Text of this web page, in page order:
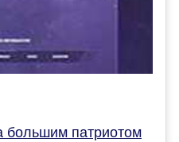
большим патриотом